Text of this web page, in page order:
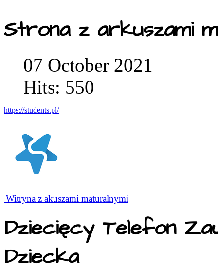
Strona z arkuszami
07 October 2021
Hits: 550
https://students.pl/
Witryna z akuszami maturalnymi
Dziecięcy Telefon
Dziecka